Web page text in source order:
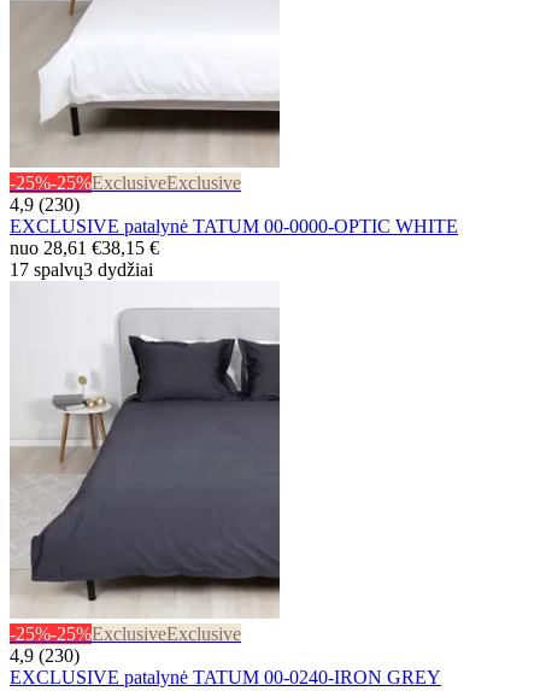
-25%-25%ExclusiveExclusive
4,9 (230)
EXCLUSIVE patalynė TATUM 00-0000-OPTIC WHITE
nuo 28,61 €38,15 €
17 spalvų3 dydžiai
-25%-25%ExclusiveExclusive
4,9 (230)
EXCLUSIVE patalynė TATUM 00-0240-IRON GREY